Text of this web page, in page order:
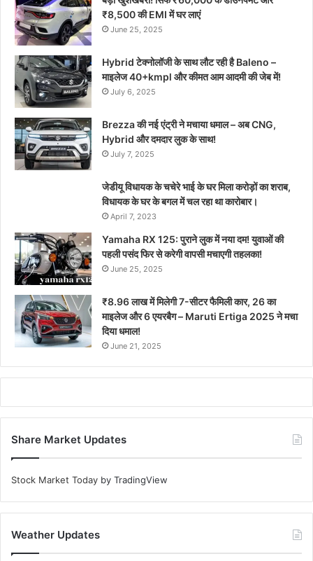
₹8,500 की EMI में घर लाएं
June 25, 2025
Hybrid टेक्नोलॉजी के साथ लौट रही है Baleno –
माइलेज 40+kmpl और कीमत आम आदमी की जेब में!
July 6, 2025
Brezza की नई एंट्री ने मचाया धमाल – अब CNG,
Hybrid और दमदार लुक के साथ!
July 7, 2025
जेडीयू विधायक के चचेरे भाई के घर मिला करोड़ों का शराब,
विधायक के घर के बगल में चल रहा था कारोबार।
April 7, 2023
Yamaha RX 125: पुराने लुक में नया दम! युवाओं की
पहली पसंद फिर से करेगी वापसी मचाएगी तहलका!
June 25, 2025
₹8.96 लाख में मिलेगी 7-सीटर फैमिली कार, 26 का
माइलेज और 6 एयरबैग – Maruti Ertiga 2025 ने मचा
दिया धमाल!
June 21, 2025
Share Market Updates
Stock Market Today by TradingView
Weather Updates